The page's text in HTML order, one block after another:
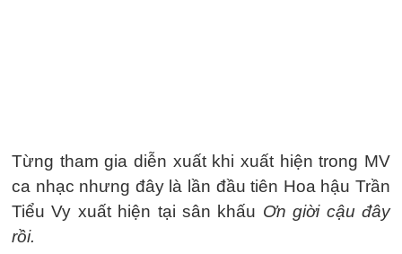
Từng tham gia diễn xuất khi xuất hiện trong MV
ca nhạc nhưng đây là lần đầu tiên Hoa hậu Trần
Tiểu Vy xuất hiện tại sân khấu Ơn giời cậu đây
rồi.